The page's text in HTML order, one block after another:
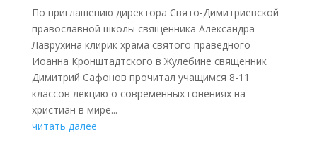
По приглашению директора Свято-Димитриевской
православной школы священника Александра
Лаврухина клирик храма святого праведного
Иоанна Кронштадтского в Жулебине священник
Димитрий Сафонов прочитал учащимся 8-11
классов лекцию о современных гонениях на
христиан в мире...
читать далее